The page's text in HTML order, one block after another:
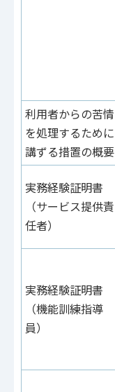
利用者からの苦情
を処理するために
講ずる措置の概要
実務経験証明書
（サービス提供責
任者）
実務経験証明書
（機能訓練指導
員）